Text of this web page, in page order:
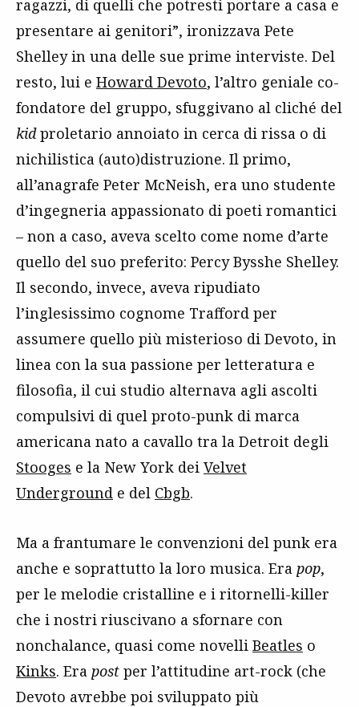
ragazzi, di quelli che potresti portare a casa e
presentare ai genitori”, ironizzava Pete
Shelley in una delle sue prime interviste. Del
resto, lui e Howard Devoto, l’altro geniale co-
fondatore del gruppo, sfuggivano al cliché del
kidproletario annoiato in cerca di rissa o di
nichilistica (auto)distruzione. Il primo,
all’anagrafe Peter McNeish, era uno studente
d’ingegneria appassionato di poeti romantici
– non a caso, aveva scelto come nome d’arte
quello del suo preferito: Percy Bysshe Shelley.
Il secondo, invece, aveva ripudiato
l’inglesissimo cognome Trafford per
assumere quello più misterioso di Devoto, in
linea con la sua passione per letteratura e
filosofia, il cui studio alternava agli ascolti
compulsivi di quel proto-punk di marca
americana nato a cavallo tra la Detroit degli
Stooges e la New York dei Velvet
Underground e del Cbgb.
Ma a frantumare le convenzioni del punk era
anche e soprattutto la loro musica. Era pop,
per le melodie cristalline e i ritornelli-killer
che i nostri riuscivano a sfornare con
nonchalance, quasi come novelli Beatles o
Kinks. Era post per l’attitudine art-rock (che
Devoto avrebbe poi sviluppato più